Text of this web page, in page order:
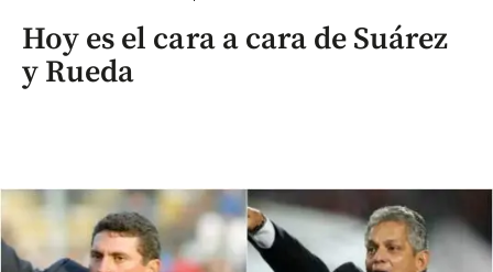
Hoy es el cara a cara de Suárez
y Rueda